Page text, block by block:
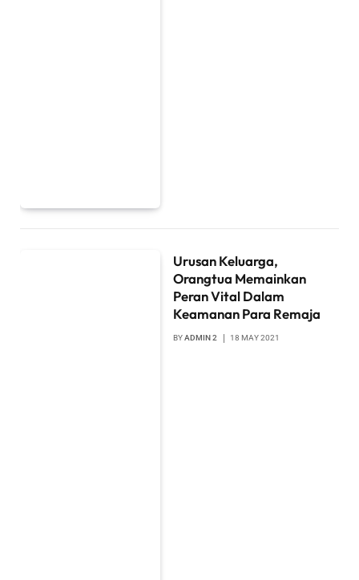
Urusan Keluarga,
Orangtua Memainkan
Peran Vital Dalam
Keamanan Para Remaja
BYADMIN 2 18 MAY 2021